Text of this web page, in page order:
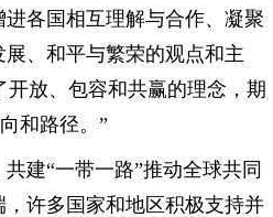
各国相互理解与合作、凝聚
、和平与繁荣的观点和主
开放、包容和共赢的理念，期
和路径。”
建“一带一路”推动全球共同
许多国家和地区积极支持并